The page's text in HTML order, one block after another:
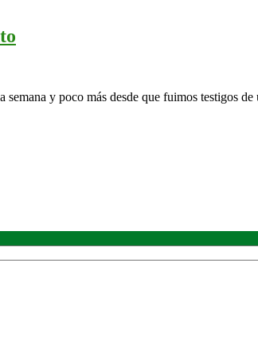
y poco más desde que fuimos testigos de